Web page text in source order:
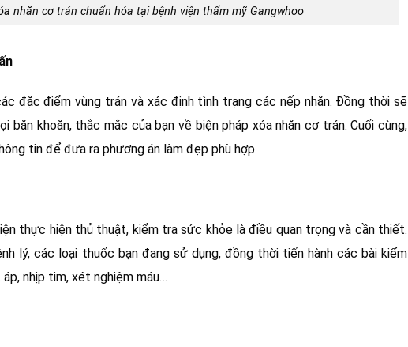
nhăn cơ trán chuẩn hóa tại bệnh viện thẩm mỹ Gangwhoo
đặc điểm vùng trán và xác định tình trạng các nếp nhăn. Đồng thời sẽ
băn khoăn, thắc mắc của bạn về biện pháp xóa nhăn cơ trán. Cuối cùng,
tin để đưa ra phương án làm đẹp phù hợp.
thực hiện thủ thuật, kiểm tra sức khỏe là điều quan trọng và cần thiết.
lý, các loại thuốc bạn đang sử dụng, đồng thời tiến hành các bài kiểm
nhịp tim, xét nghiệm máu…